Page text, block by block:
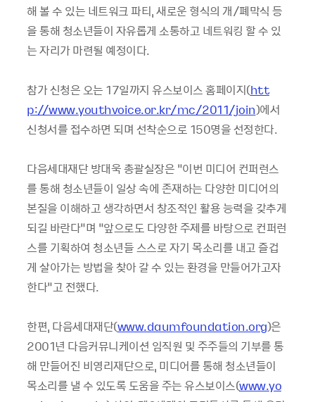
해 볼 수 있는 네트워크 파티, 새로운 형식의 개/폐막식 등
을 통해 청소년들이 자유롭게 소통하고 네트워킹 할 수 있
는 자리가 마련될 예정이다.
참가 신청은 오는 17일까지 유스보이스 홈페이지(htt
p://www.youthvoice.or.kr/mc/2011/join)에서
신청서를 접수하면 되며 선착순으로 150명을 선정한다.
다음세대재단 방대욱 총괄실장은 “이번 미디어 컨퍼런스
를 통해 청소년들이 일상 속에 존재하는 다양한 미디어의
본질을 이해하고 생각하면서 창조적인 활용 능력을 갖추게
되길 바란다”며 “앞으로도 다양한 주제를 바탕으로 컨퍼런
스를 기획하여 청소년들 스스로 자기 목소리를 내고 즐겁
게 살아가는 방법을 찾아 갈 수 있는 환경을 만들어가고자
한다”고 전했다.
한편, 다음세대재단(www.daumfoundation.org)은
2001년 다음커뮤니케이션 임직원 및 주주들의 기부를 통
해 만들어진 비영리재단으로, 미디어를 통해 청소년들이
목소리를 낼 수 있도록 도움을 주는 유스보이스(www.yo